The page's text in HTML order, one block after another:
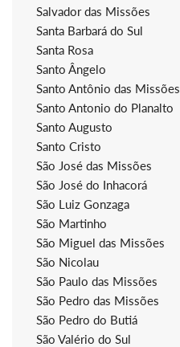
Salvador das Missões
Santa Barbará do Sul
Santa Rosa
Santo Ângelo
Santo Antônio das Missões
Santo Antonio do Planalto
Santo Augusto
Santo Cristo
São José das Missões
São José do Inhacorá
São Luiz Gonzaga
São Martinho
São Miguel das Missões
São Nicolau
São Paulo das Missões
São Pedro das Missões
São Pedro do Butiá
São Valério do Sul